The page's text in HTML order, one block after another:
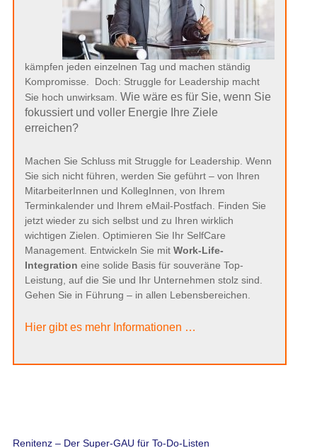
kämpfen jeden einzelnen Tag und machen ständig
Kompromisse. Doch: Struggle for Leadership macht
Sie hoch unwirksam. Wie wäre es für Sie, wenn Sie
fokussiert und voller Energie Ihre Ziele
erreichen?
Machen Sie Schluss mit Struggle for Leadership. Wenn
Sie sich nicht führen, werden Sie geführt – von Ihren
MitarbeiterInnen und KollegInnen, von Ihrem
Terminkalender und Ihrem eMail-Postfach. Finden Sie
jetzt wieder zu sich selbst und zu Ihren wirklich
wichtigen Zielen. Optimieren Sie Ihr SelfCare
Management. Entwickeln Sie mit Work-Life-
Integration eine solide Basis für souveräne Top-
Leistung, auf die Sie und Ihr Unternehmen stolz sind.
Gehen Sie in Führung – in allen Lebensbereichen.
Hier gibt es mehr Informationen …
Renitenz – Der Super-GAU für To-Do-Listen